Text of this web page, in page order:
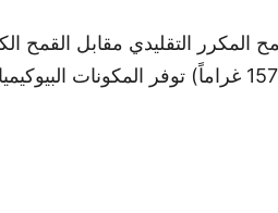
التقليدي مقابل القمح